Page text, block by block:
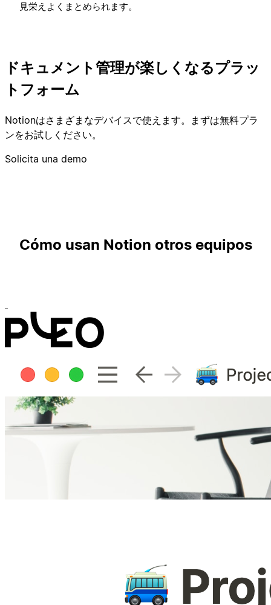
見栄えよくまとめられます。
ドキュメント管理が楽しくなるプラッ
トフォーム
Notionはさまざまなデバイスで使えます。まずは無料プラ
ンをお試しください。
Solicita una demo
Cómo usan Notion otros equipos